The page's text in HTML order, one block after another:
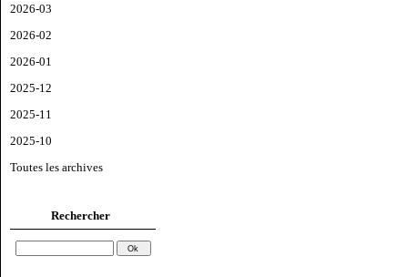
2026-03
2026-02
2026-01
2025-12
2025-11
2025-10
Toutes les archives
Rechercher